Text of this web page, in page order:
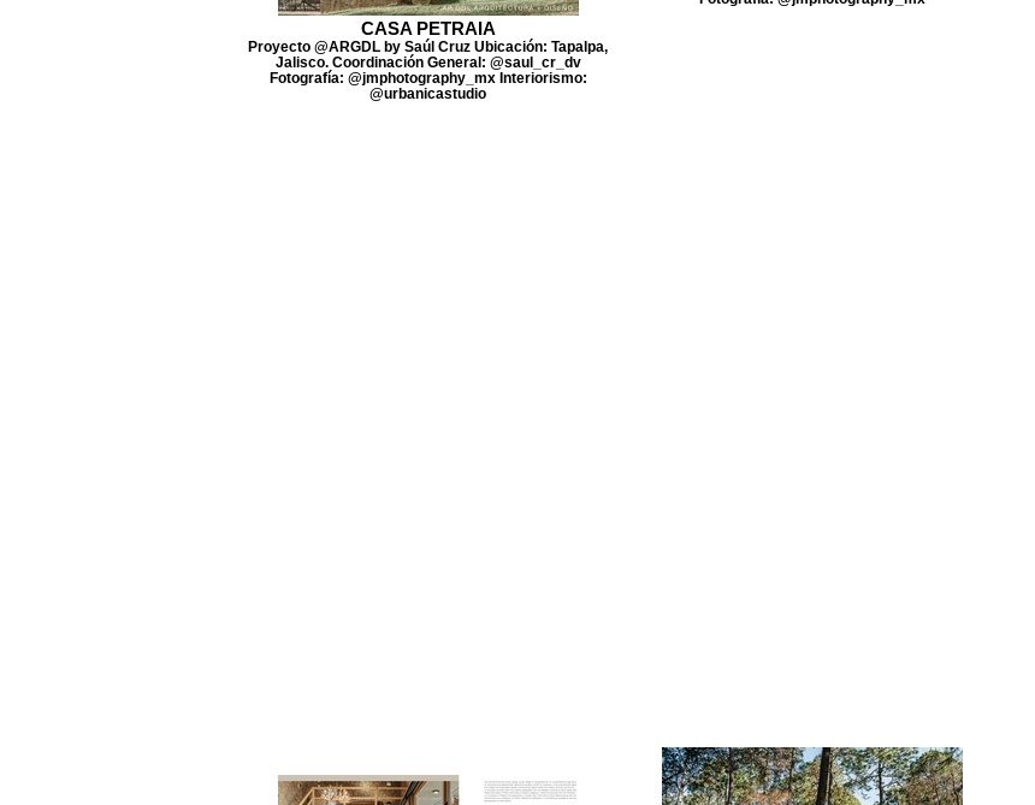
CASA PETRAIA
Proyecto @ARGDL by Saúl Cruz Ubicación: Tapalpa,
Jalisco. Coordinación General: @saul_cr_dv
Fotografía: @jmphotography_mx Interiorismo:
@urbanicastudio